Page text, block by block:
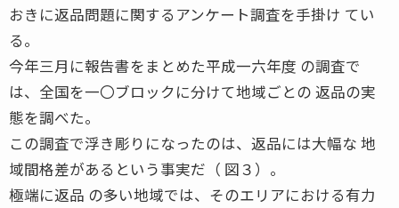
おきに返品問題に関するアンケート調査を手掛け てい
る。
今年三月に報告書をまとめた平成一六年度 の調査で
は、全国を一〇ブロックに分けて地域ごとの 返品の実
態を調べた。
この調査で浮き彫りになったのは、返品には大幅な 地
域間格差があるという事実だ（ 図３）。
極端に返品 の多い地域では、そのエリアにおける有力